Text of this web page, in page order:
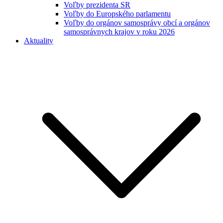
Voľby prezidenta SR
Voľby do Europského parlamentu
Voľby do orgánov samosprávy obcí a orgánov
samosprávnych krajov v roku 2026
Aktuality